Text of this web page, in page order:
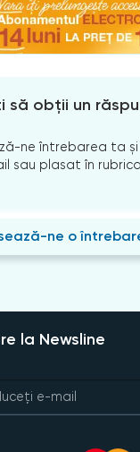
să obții un
ne întrebarea ta
sau plasat în
ne o
la Newsline